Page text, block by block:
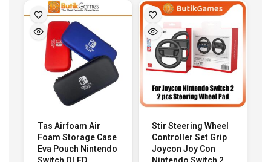
Tas Airfoam Air
Foam Storage Case
Eva Pouch Nintendo
Stir Steering Wheel
Controller Set Grip
Joycon Joy Con